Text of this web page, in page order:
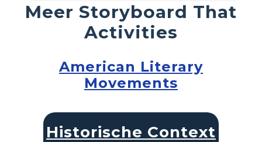
Meer Storyboard That
Activities
American Literary
Movements
Historische Context